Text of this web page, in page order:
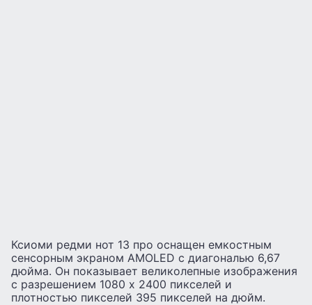
Ксиоми редми нот 13 про оснащен емкостным
сенсорным экраном AMOLED с диагональю 6,67
дюйма. Он показывает великолепные изображения
с разрешением 1080 x 2400 пикселей и
плотностью пикселей 395 пикселей на дюйм.